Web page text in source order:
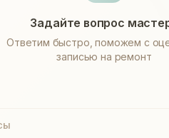
Задайте вопрос
Ответим быстро, поможем с
записью на ремонт